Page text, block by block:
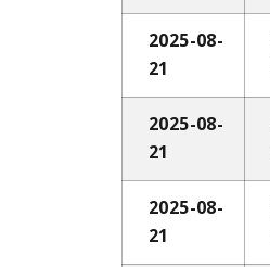
2025-08-
21
2025-08-
21
2025-08-
21